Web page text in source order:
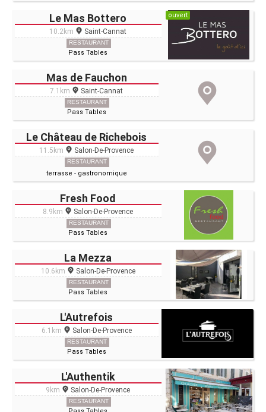
Le Mas Bottero
10.2km Saint-Cannat
RESTAURANT
Pass Tables
ouvert
Mas de Fauchon
7.1km Saint-Cannat
RESTAURANT
Pass Tables
Le Château de Richebois
11.5km Salon-De-Provence
RESTAURANT
terrasse - gastronomique
Fresh Food
8.9km Salon-De-Provence
RESTAURANT
Pass Tables
La Mezza
10.6km Salon-De-Provence
RESTAURANT
Pass Tables
L'Autrefois
6.1km Salon-De-Provence
RESTAURANT
Pass Tables
L'Authentik
9km Salon-De-Provence
RESTAURANT